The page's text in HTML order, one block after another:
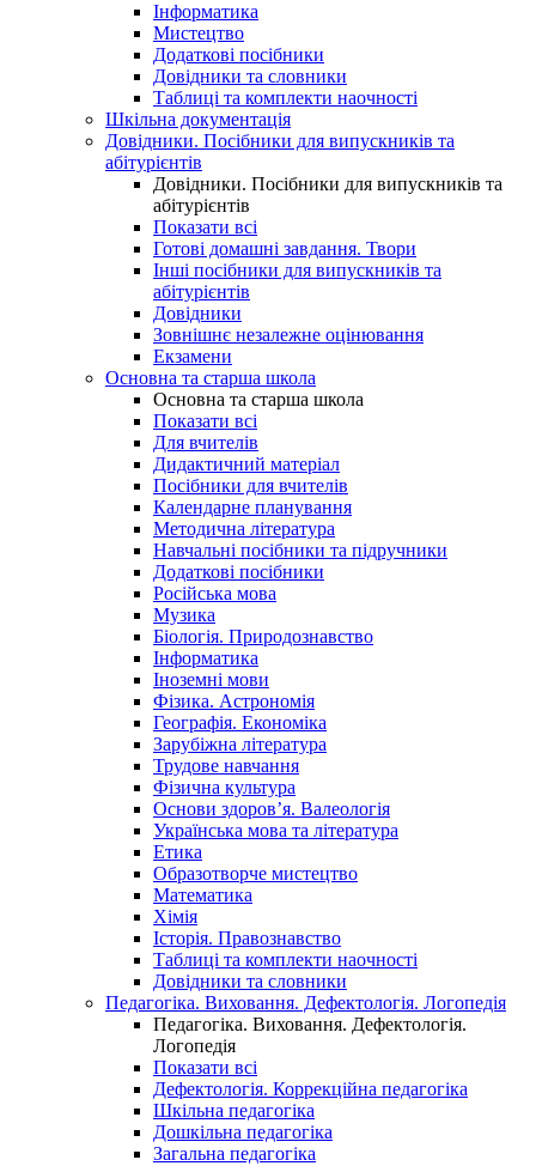
Інформатика
Мистецтво
Додаткові посібники
Довідники та словники
Таблиці та комплекти наочності
Шкільна документація
Довідники. Посібники для випускників та
абітурієнтів
Довідники. Посібники для випускників та
абітурієнтів
Показати всі
Готові домашні завдання. Твори
Інші посібники для випускників та
абітурієнтів
Довідники
Зовнішнє незалежне оцінювання
Екзамени
Основна та старша школа
Основна та старша школа
Показати всі
Для вчителів
Дидактичний матеріал
Посібники для вчителів
Календарне планування
Методична література
Навчальні посібники та підручники
Додаткові посібники
Російська мова
Музика
Біологія. Природознавство
Інформатика
Іноземні мови
Фізика. Астрономія
Географія. Економіка
Зарубіжна література
Трудове навчання
Фізична культура
Основи здоров’я. Валеологія
Українська мова та література
Етика
Образотворче мистецтво
Математика
Хімія
Історія. Правознавство
Таблиці та комплекти наочності
Довідники та словники
Педагогіка. Виховання. Дефектологія. Логопедія
Педагогіка. Виховання. Дефектологія.
Логопедія
Показати всі
Дефектологія. Коррекційна педагогіка
Шкільна педагогіка
Дошкільна педагогіка
Загальна педагогіка